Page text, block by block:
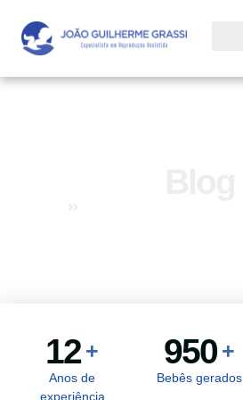
12 +
Anos de
experiência
950 +
Bebês gerados